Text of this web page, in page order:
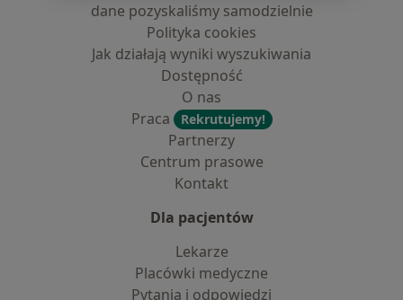
dane pozyskaliśmy samodzielnie
Polityka cookies
Jak działają wyniki wyszukiwania
Dostępność
O nas
Praca
Rekrutujemy!
Partnerzy
Centrum prasowe
Kontakt
Dla pacjentów
Lekarze
Placówki medyczne
Pytania i odpowiedzi